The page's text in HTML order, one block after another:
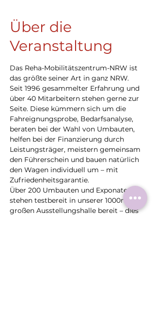
Über die
Veranstaltung
Das Reha-Mobilitätszentrum-NRW ist
das größte seiner Art in ganz NRW.
Seit 1996 gesammelter Erfahrung und
über 40 Mitarbeitern stehen gerne zur
Seite. Diese kümmern sich um die
Fahreignungsprobe, Bedarfsanalyse,
beraten bei der Wahl von Umbauten,
helfen bei der Finanzierung durch
Leistungsträger, meistern gemeinsam
den Führerschein und bauen natürlich
den Wagen individuell um – mit
Zufriedenheitsgarantie.
Über 200 Umbauten und Exponate
stehen testbereit in unserer 1000m²
großen Ausstellungshalle bereit – dies